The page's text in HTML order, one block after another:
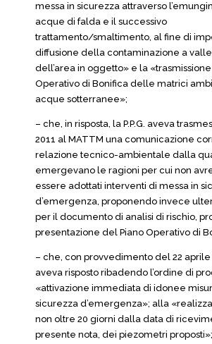
messa in sicurezza attraverso
acque di falda e il successivo
trattamento/smaltimento, al fine di
diffusione della contaminazione a
dell’area in oggetto» e la
Operativo di Bonifica delle matrici
acque sotterranee»;
– che, in risposta, la P.P.G. aveva
2011 al MATTM una comunicazione
relazione tecnico-ambientale dalla
emergevano le ragioni per cui non
essere adottati interventi di messa in
d’emergenza, proponendo invece
per il documento di analisi di rischio,
presentazione del Piano Operativo di
– che, con provvedimento del 22 aprile
aveva risposto ribadendo l’ordine di
«attivazione immediata di idonee
sicurezza d’emergenza»; alla
non oltre 20 giorni dalla data di
presente nota, dei piezometri